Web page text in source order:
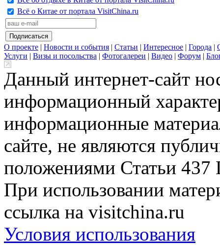
Всё о Китае от портала VisitChina.ru
О проекте | Новости и события | Статьи | Интересное | Города |
Услуги | Визы и посольства | Фотогалереи | Видео | Форум |
Данный интернет-сайт
информационный
информационные
сайте, не являются
положениями Статьи 437
При использовании
ссылка на visitchina.ru
Условия использования